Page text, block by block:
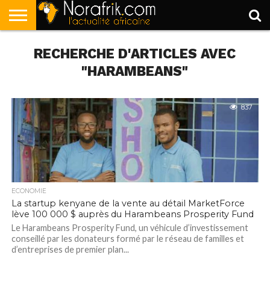
POLITIQUE
SOCIÉTÉ
ECONOMIE
SPORT
LIFESTYLE
RECHERCHE D'ARTICLES AVEC
"HARAMBEANS"
837
ECONOMIE
La startup kenyane de la vente au détail MarketForce
lève 100 000 $ auprès du Harambeans Prosperity Fund
Le Harambeans Prosperity Fund, un véhicule d’investissement
conseillé par les donateurs formé par le réseau de familles et
d’entreprises de premier plan...